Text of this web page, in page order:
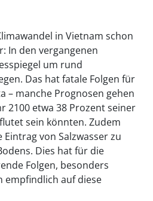
in Vietnam schon
In den vergangenen
um rund
Das hat fatale Folgen für
– manche Prognosen gehen
2100 etwa 38 Prozent seiner
sein könnten. Zudem
von Salzwasser zu
Dies hat für die
Folgen, besonders
empfindlich auf diese